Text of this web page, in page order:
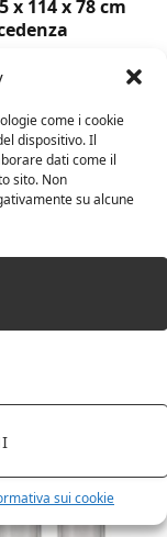
come i cookie
dispositivo. Il
dati come il
sito. Non
su alcune
sui cookie
x 114 x 78 cm
bevande